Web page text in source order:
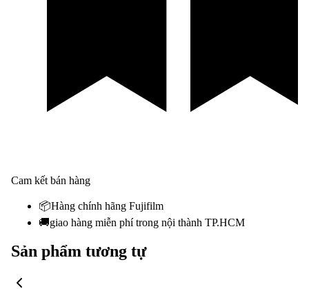
Cam kết bán hàng
📦Hàng chính hãng Fujifilm
🚚giao hàng miễn phí trong nội thành TP.HCM
Sản phẩm tương tự